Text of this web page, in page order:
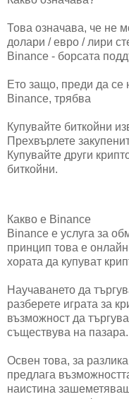
Това означава, че не
долари / евро / лири
Binance - борсата
Ето защо, преди да се
Binance, трябва
Купувайте биткойни
Прехвърлете
Купувайте други
биткойни.
Какво е Binance
Binance е услуга за
принцип това е
хората да купуват
Научаването да
разберете играта за
възможност да
съществува на пазара.
Освен това, за
предлага
наистина